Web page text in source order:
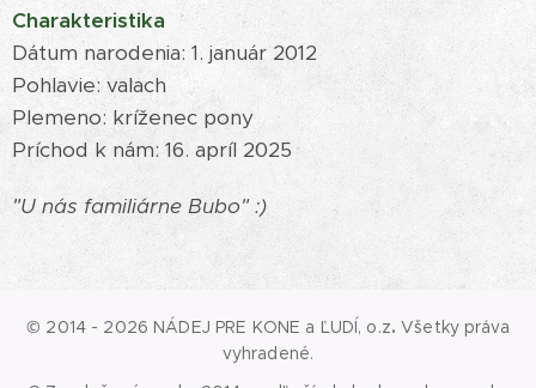
Charakteristika
Dátum narodenia: 1. január 2012
Pohlavie: valach
Plemeno: kríženec pony
Príchod k nám: 16. apríl 2025
"U nás familiárne Bubo" :)
© 2014 - 2026 NÁDEJ PRE KONE a ĽUDÍ, o.z.Všetky práva
vyhradené.